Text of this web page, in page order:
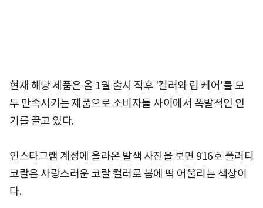
현재 해당 제품은 올 1월 출시 직후 '컬러와 립 케어'를 모
두 만족시키는 제품으로 소비자들 사이에서 폭발적인 인
기를 끌고 있다.
인스타그램 계정에 올라온 발색 사진을 보면 916호 플러티
코랄은 사랑스러운 코랄 컬러로 봄에 딱 어울리는 색상이
다.